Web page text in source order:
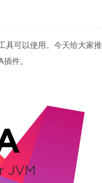
具可以使用。今天给大家推
件。